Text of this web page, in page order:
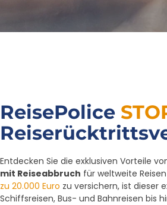
ReisePolice
Entdecken Sie die exklusiven Vorteile
mit Reiseabbruch für weltweite
zu 20.000 Euro zu versichern, ist dieser
Schiffsreisen, Bus- und Bahnreisen bis